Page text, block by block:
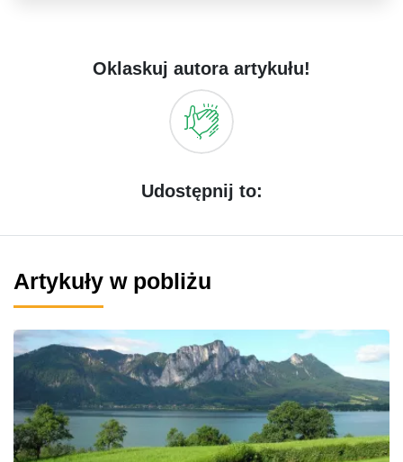
Oklaskuj autora artykułu!
Udostępnij to:
Artykuły w pobliżu